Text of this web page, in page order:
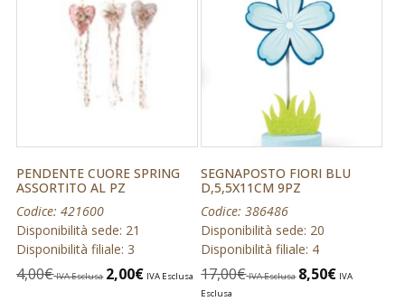
PENDENTE CUORE SPRING
ASSORTITO AL PZ
Codice: 421600
Disponibilità sede: 21
Disponibilità filiale: 3
4,00€ IVA Esclusa 2,00€ IVA Esclusa
SEGNAPOSTO FIORI BLU
D,5,5X11CM 9PZ
Codice: 386486
Disponibilità sede: 20
Disponibilità filiale: 4
17,00€ IVA Esclusa 8,50€ IVA
Esclusa